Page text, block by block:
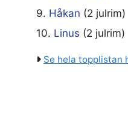
9. Håkan (2 julrim)
10. Linus (2 julrim)
Se hela topplistan